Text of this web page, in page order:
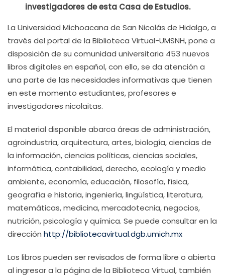
investigadores de esta Casa de Estudios.
La Universidad Michoacana de San Nicolás de Hidalgo, a
través del portal de la Biblioteca Virtual-UMSNH, pone a
disposición de su comunidad universitaria 453 nuevos
libros digitales en español, con ello, se da atención a
una parte de las necesidades informativas que tienen
en este momento estudiantes, profesores e
investigadores nicolaitas.
El material disponible abarca áreas de administración,
agroindustria, arquitectura, artes, biología, ciencias de
la información, ciencias políticas, ciencias sociales,
informática, contabilidad, derecho, ecología y medio
ambiente, economía, educación, filosofía, física,
geografía e historia, ingeniería, lingüística, literatura,
matemáticas, medicina, mercadotecnia, negocios,
nutrición, psicología y química. Se puede consultar en la
dirección http://bibliotecavirtual.dgb.umich.mx
Los libros pueden ser revisados de forma libre o abierta
al ingresar a la página de la Biblioteca Virtual, también